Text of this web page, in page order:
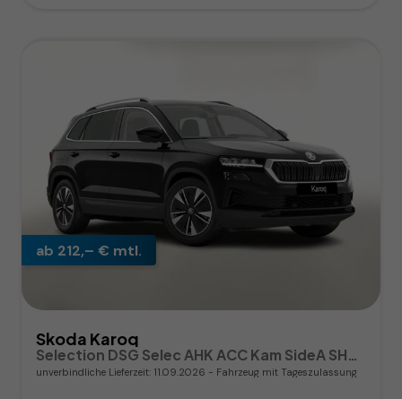
ab 212,– € mtl.
Skoda Karoq
unverbindliche Lieferzeit: 11.09.2026 Fahrzeug mit Tageszulassung